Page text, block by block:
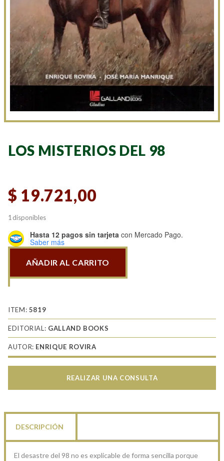
LOS MISTERIOS DEL 98
$ 19.721,00
1 disponibles
Hasta 12 pagos sin tarjeta con Mercado Pago.
Saber más
misterios
98
cantidad
AÑADIR AL CARRITO
ITEM: 5819
EDITORIAL: GALLAND BOOKS
AUTOR: ENRIQUE ROVIRA
REALIZAR UNA CONSULTA
DESCRIPCIÓN
El desastre del 98 no es explicable de forma sencilla porque